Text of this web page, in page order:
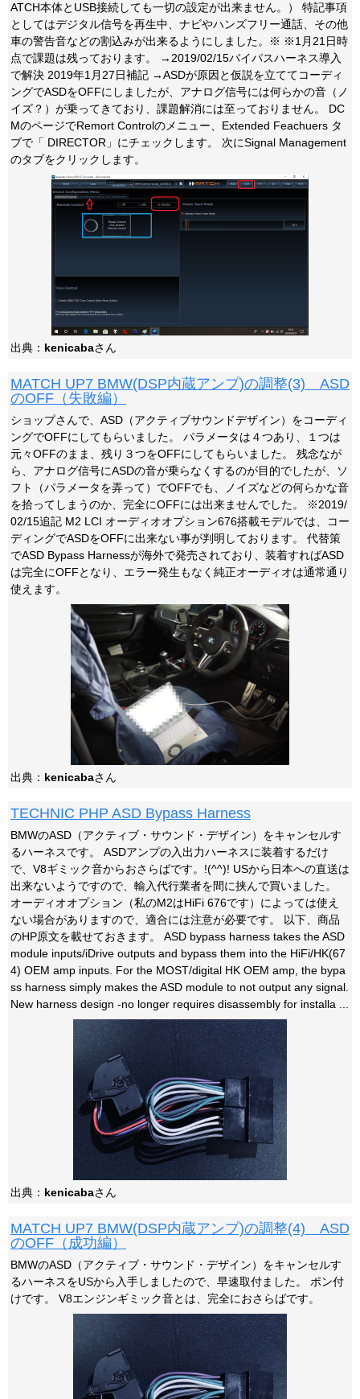
ATCH本体とUSB接続しても一切の設定が出来ません。） 特記事項
としてはデジタル信号を再生中、ナビやハンズフリー通話、その他
車の警告音などの割込みが出来るようにしました。※ ※1月21日時
点で課題は残っております。 →2019/02/15バイパスハーネス導入
で解決 2019年1月27日補記 →ASDが原因と仮説を立ててコーディ
ングでASDをOFFにしましたが、アナログ信号には何らかの音（ノ
イズ？）が乗ってきており、課題解消には至っておりません。 DC
MのページでRemort Controlのメニュー、Extended Feachuers タ
ブで「 DIRECTOR」にチェックします。 次にSignal Management
のタブをクリックします。
出典： kenicabaさん
MATCH UP7 BMW(DSP内蔵アンプ)の調整(3) ASD
のOFF（失敗編）
ショップさんで、ASD（アクティブサウンドデザイン）をコーディ
ングでOFFにしてもらいました。 パラメータは４つあり、１つは
元々OFFのまま、残り３つをOFFにしてもらいました。 残念なが
ら、アナログ信号にASDの音が乗らなくするのが目的でしたが、ソ
フト（パラメータを弄って）でOFFでも、ノイズなどの何らかな音
を拾ってしまうのか、完全にOFFには出来ませんでした。 ※2019/
02/15追記 M2 LCI オーディオオプション676搭載モデルでは、コー
ディングでASDをOFFに出来ない事が判明しております。 代替策
でASD Bypass Harnessが海外で発売されており、装着すればASD
は完全にOFFとなり、エラー発生もなく純正オーディオは通常通り
使えます。
出典： kenicabaさん
TECHNIC PHP ASD Bypass Harness
BMWのASD（アクティブ・サウンド・デザイン）をキャンセルす
るハーネスです。 ASDアンプの入出力ハーネスに装着するだけ
で、V8ギミック音からおさらばです。!(^^)! USから日本への直送は
出来ないようですので、輸入代行業者を間に挟んで買いました。
オーディオオプション（私のM2はHiFi 676です）によっては使え
ない場合がありますので、適合には注意が必要です。 以下、商品
のHP原文を載せておきます。 ASD bypass harness takes the ASD
module inputs/iDrive outputs and bypass them into the HiFi/HK(67
4) OEM amp inputs. For the MOST/digital HK OEM amp, the bypa
ss harness simply makes the ASD module to not output any signal.
New harness design -no longer requires disassembly for installa ...
出典： kenicabaさん
MATCH UP7 BMW(DSP内蔵アンプ)の調整(4) ASD
のOFF（成功編）
BMWのASD（アクティブ・サウンド・デザイン）をキャンセルす
るハーネスをUSから入手しましたので、早速取付ました。 ポン付
けです。 V8エンジンギミック音とは、完全におさらばです。